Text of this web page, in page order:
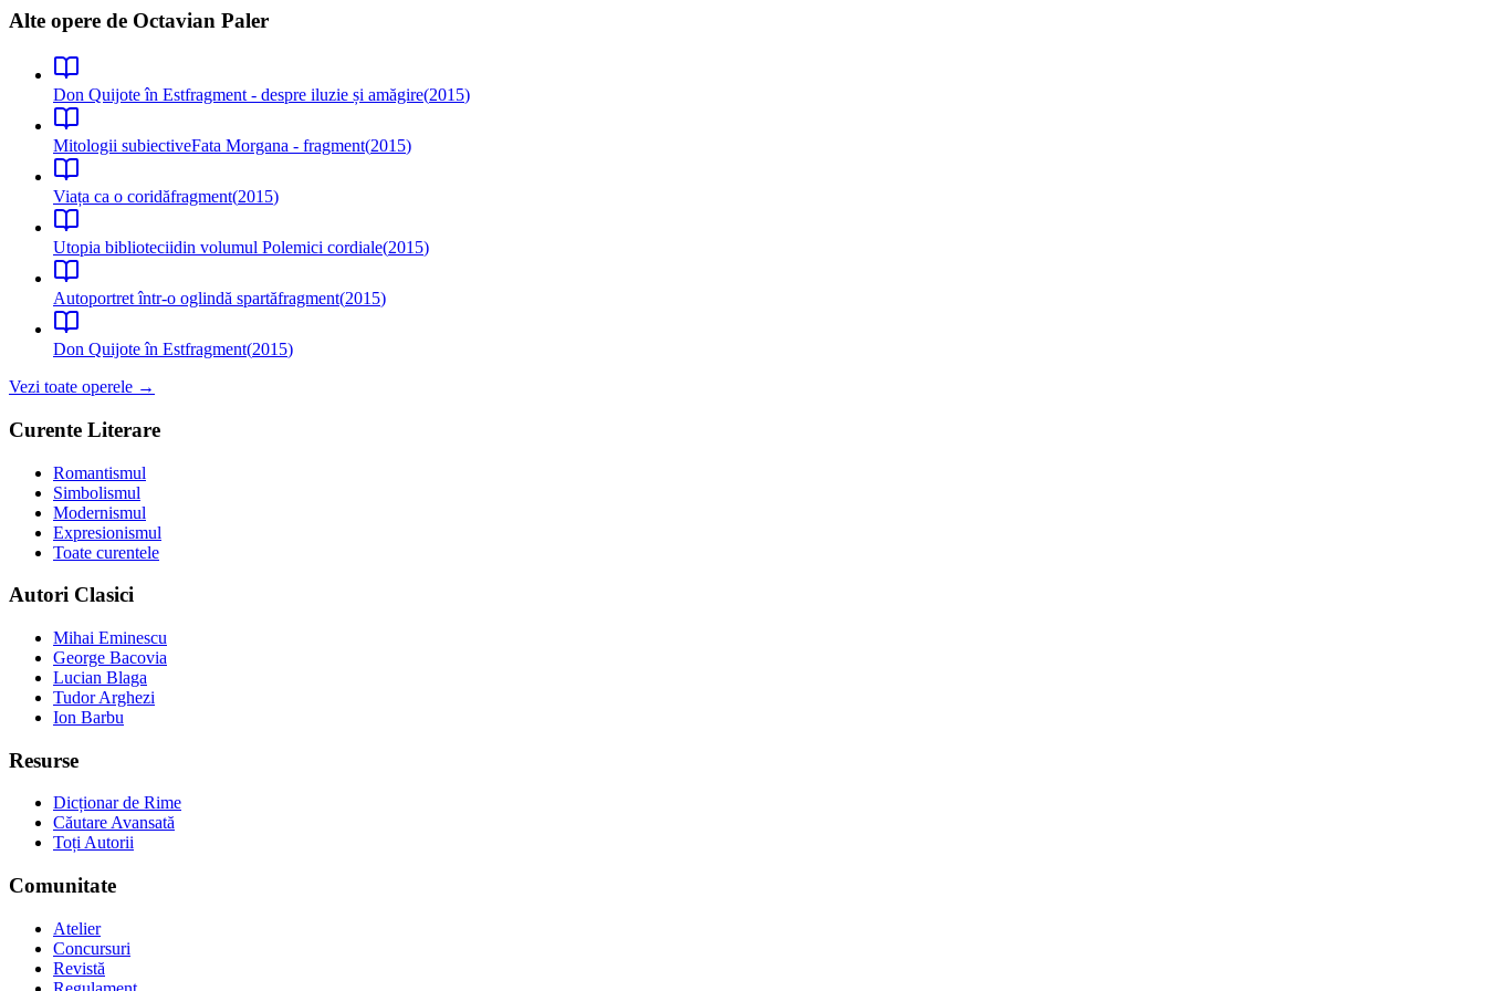
Alte opere de Octavian Paler
Don Quijote în Estfragment - despre iluzie și amăgire(2015)
Mitologii subiectiveFata Morgana - fragment(2015)
Viața ca o coridăfragment(2015)
Utopia biblioteciidin volumul Polemici cordiale(2015)
Autoportret într-o oglindă spartăfragment(2015)
Don Quijote în Estfragment(2015)
Vezi toate operele →
Curente Literare
Romantismul
Simbolismul
Modernismul
Expresionismul
Toate curentele
Autori Clasici
Mihai Eminescu
George Bacovia
Lucian Blaga
Tudor Arghezi
Ion Barbu
Resurse
Dicționar de Rime
Căutare Avansată
Toți Autorii
Comunitate
Atelier
Concursuri
Revistă